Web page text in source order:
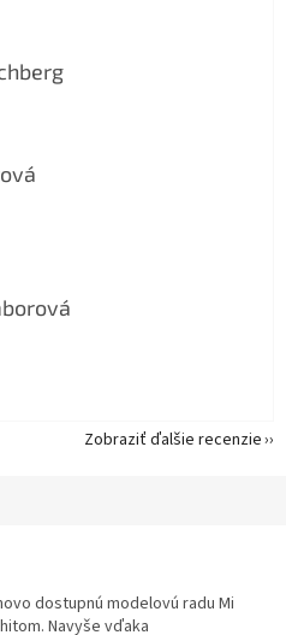
dostupnú modelovú radu Mi
Navyše vďaka
je 5 z 5 hviezdičiek.
je 5 z 5 hviezdičiek.
je 5 z 5 hviezdičiek.
Zobraziť ďalšie recenzie